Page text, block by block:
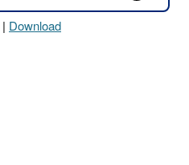
Apostolilor
1.6-
| Download